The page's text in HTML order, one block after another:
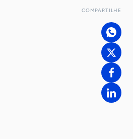
COMPARTILHE